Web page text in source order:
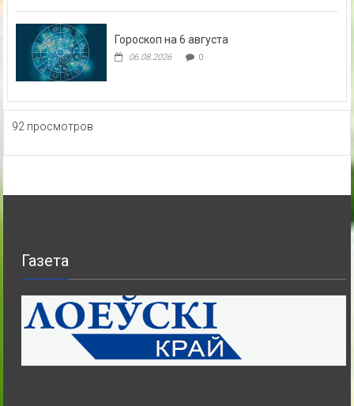
Гороскоп на 6 августа
06.08.2026 0
92 просмотров
Газета